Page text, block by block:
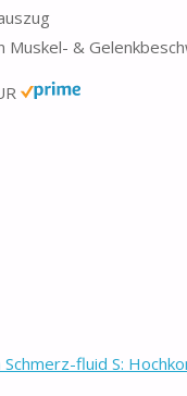
Muskel- &
fluid S: